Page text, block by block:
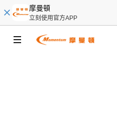
摩曼頓
立刻使用官方APP